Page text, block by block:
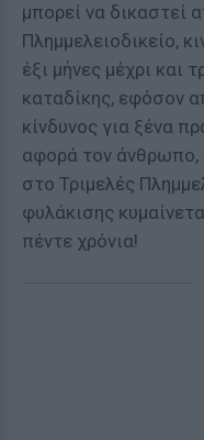
μπορεί να δικαστεί
Πλημμελειοδικείο,
έξι μήνες μέχρι και
καταδίκης, εφόσον
κίνδυνος για ξένα
αφορά τον
στο Τριμελές
φυλάκισης
πέντε χρόνια!